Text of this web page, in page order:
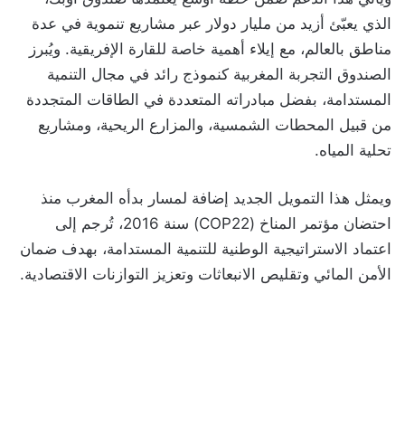
الذي يعبّئ أزيد من مليار دولار عبر مشاريع تنموية في عدة
مناطق بالعالم، مع إيلاء أهمية خاصة للقارة الإفريقية. ويُبرز
الصندوق التجربة المغربية كنموذج رائد في مجال التنمية
المستدامة، بفضل مبادراته المتعددة في الطاقات المتجددة
من قبيل المحطات الشمسية، والمزارع الريحية، ومشاريع
تحلية المياه.
ويمثل هذا التمويل الجديد إضافة لمسار بدأه المغرب منذ
احتضان مؤتمر المناخ (COP22) سنة 2016، تُرجم إلى
اعتماد الاستراتيجية الوطنية للتنمية المستدامة، بهدف ضمان
الأمن المائي وتقليص الانبعاثات وتعزيز التوازنات الاقتصادية.